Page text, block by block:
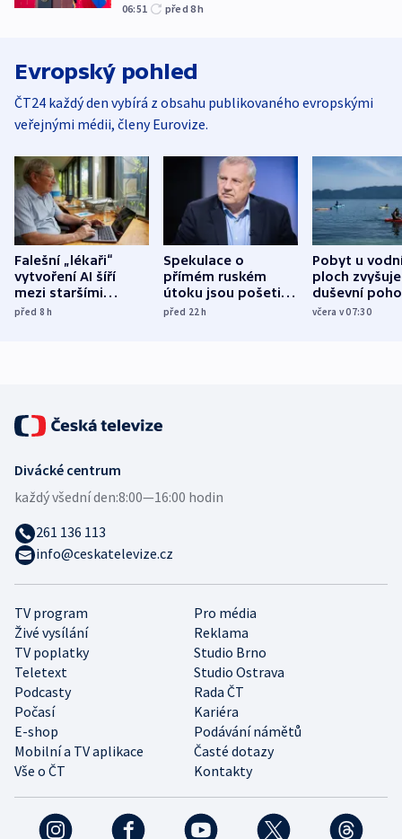
06:51 před 8h
Evropský pohled
ČT24 každý den vybírá z obsahu publikovaného evropskými
veřejnými médii, členy Eurovize.
Falešní „lékaři“
vytvoření AI šíří
mezi staršími
Poláky nebezpečné
před 8h
Spekulace o
přímém ruském
útoku jsou pošetilé,
míní estonský
před 22h
Pobyt u
ploch zvyšuje
duševní
ukázala
včera v 07:30
TV program
Pro média
Živé vysílání
Reklama
TV poplatky
Studio Brno
Teletext
Studio Ostrava
Podcasty
Rada ČT
Počasí
Kariéra
E-shop
Podávání námětů
Mobilní a TV aplikace
Časté dotazy
Vše o ČT
Kontakty
Divácké centrum
každý všední den:8:00—16:00 hodin
261 136 113
info@ceskatelevize.cz